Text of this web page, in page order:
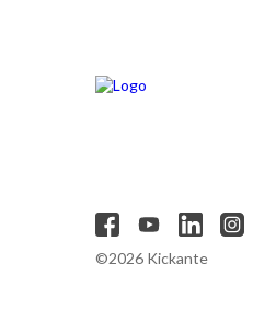
©2026 Kickante